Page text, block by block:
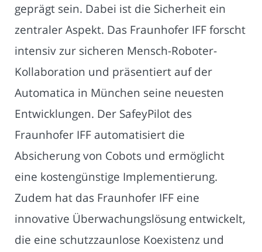
geprägt sein. Dabei ist die Sicherheit ein
zentraler Aspekt. Das Fraunhofer IFF forscht
intensiv zur sicheren Mensch-Roboter-
Kollaboration und präsentiert auf der
Automatica in München seine neuesten
Entwicklungen. Der SafeyPilot des
Fraunhofer IFF automatisiert die
Absicherung von Cobots und ermöglicht
eine kostengünstige Implementierung.
Zudem hat das Fraunhofer IFF eine
innovative Überwachungslösung entwickelt,
die eine schutzzaunlose Koexistenz und